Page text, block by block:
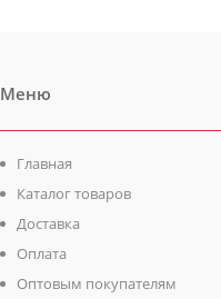
Меню
Главная
Каталог товаров
Доставка
Оплата
Оптовым покупателям